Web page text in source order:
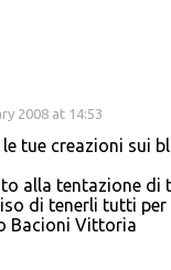
2008 at 14:53
tue creazioni sui
alla tentazione
di tenerli tutti
Bacioni Vittoria